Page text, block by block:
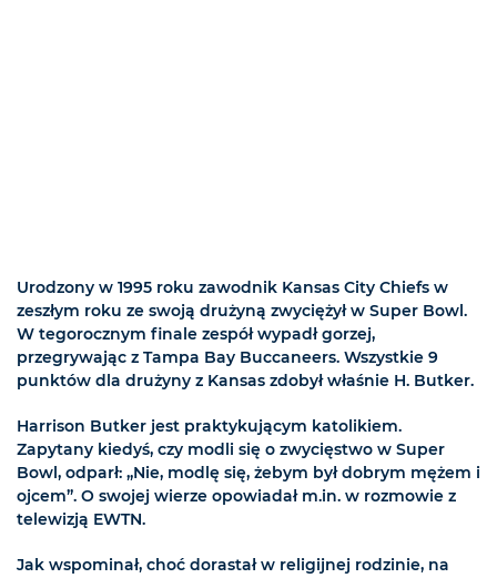
Urodzony w 1995 roku zawodnik Kansas City Chiefs w
zeszłym roku ze swoją drużyną zwyciężył w Super Bowl.
W tegorocznym finale zespół wypadł gorzej,
przegrywając z Tampa Bay Buccaneers. Wszystkie 9
punktów dla drużyny z Kansas zdobył właśnie H. Butker.
Harrison Butker jest praktykującym katolikiem.
Zapytany kiedyś, czy modli się o zwycięstwo w Super
Bowl, odparł: „Nie, modlę się, żebym był dobrym mężem i
ojcem”. O swojej wierze opowiadał m.in. w rozmowie z
telewizją EWTN.
Jak wspominał, choć dorastał w religijnej rodzinie, na